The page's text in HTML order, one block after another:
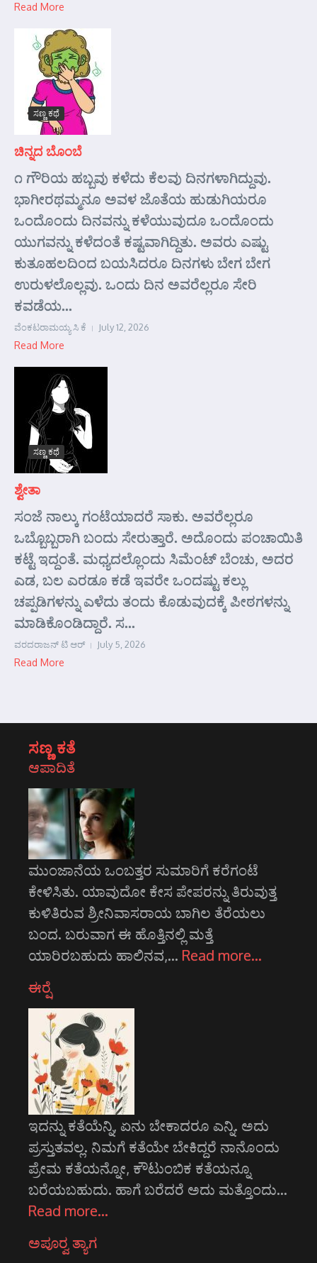
Read More
ಸಣ್ಣ ಕಥೆ
ಚಿನ್ನದ ಬೊಂಬೆ
೧ ಗೌರಿಯ ಹಬ್ಬವು ಕಳೆದು ಕೆಲವು ದಿನಗಳಾಗಿದ್ದುವು.
ಭಾಗೀರಥಮ್ಮನೂ ಅವಳ ಜೊತೆಯ ಹುಡುಗಿಯರೂ
ಒಂದೊಂದು ದಿನವನ್ನು ಕಳೆಯುವುದೂ ಒಂದೊಂದು
ಯುಗವನ್ನು ಕಳೆದಂತೆ ಕಷ್ಟವಾಗಿದ್ದಿತು. ಅವರು ಎಷ್ಟು
ಕುತೂಹಲದಿಂದ ಬಯಸಿದರೂ ದಿನಗಳು ಬೇಗ ಬೇಗ
ಉರುಳಲೊಲ್ಲವು. ಒಂದು ದಿನ ಅವರೆಲ್ಲರೂ ಸೇರಿ
ಕವಡೆಯ...
ವೆಂಕಟರಾಮಯ್ಯ ಸಿ ಕೆ July 12, 2026
Read More
ಸಣ್ಣ ಕಥೆ
ಶ್ವೇತಾ
ಸಂಜೆ ನಾಲ್ಕು ಗಂಟೆಯಾದರೆ ಸಾಕು. ಅವರೆಲ್ಲರೂ
ಒಬ್ಬೊಬ್ಬರಾಗಿ ಬಂದು ಸೇರುತ್ತಾರೆ. ಅದೊಂದು ಪಂಚಾಯಿತಿ
ಕಟ್ಟೆ ಇದ್ದಂತೆ. ಮಧ್ಯದಲ್ಲೊಂದು ಸಿಮೆಂಟ್ ಬೆಂಚು, ಅದರ
ಎಡ, ಬಲ ಎರಡೂ ಕಡೆ ಇವರೇ ಒಂದಷ್ಟು ಕಲ್ಲು
ಚಪ್ಪಡಿಗಳನ್ನು ಎಳೆದು ತಂದು ಕೊಡುವುದಕ್ಕೆ ಪೀಠಗಳನ್ನು
ಮಾಡಿಕೊಂಡಿದ್ದಾರೆ. ಸ...
ವರದರಾಜನ್ ಟಿ ಆರ್ July 5, 2026
Read More
ಸಣ್ಣ ಕತೆ
ಆಪಾದಿತೆ
ಮುಂಜಾನೆಯ ಒಂಬತ್ತರ ಸುಮಾರಿಗೆ ಕರೆಗಂಟೆ
ಕೇಳಿಸಿತು. ಯಾವುದೋ ಕೇಸ ಪೇಪರನ್ನು ತಿರುವುತ್ತ
ಕುಳಿತಿರುವ ಶ್ರೀನಿವಾಸರಾಯ ಬಾಗಿಲ ತೆರೆಯಲು
ಬಂದ. ಬರುವಾಗ ಈ ಹೊತ್ತಿನಲ್ಲಿ ಮತ್ತೆ
ಯಾರಿರಬಹುದು ಹಾಲಿನವ,… Read more…
ಈರ್‍ಷೆ
ಇದನ್ನು ಕತೆಯೆನ್ನಿ, ಏನು ಬೇಕಾದರೂ ಎನ್ನಿ. ಅದು
ಪ್ರಸ್ತುತವಲ್ಲ. ನಿಮಗೆ ಕತೆಯೇ ಬೇಕಿದ್ದರೆ ನಾನೊಂದು
ಪ್ರೇಮ ಕತೆಯನ್ನೋ, ಕೌಟುಂಬಿಕ ಕತೆಯನ್ನೂ
ಬರೆಯಬಹುದು. ಹಾಗೆ ಬರೆದರೆ ಅದು ಮತ್ತೊಂದು…
Read more…
ಅಪೂರ್‍ವ ತ್ಯಾಗ